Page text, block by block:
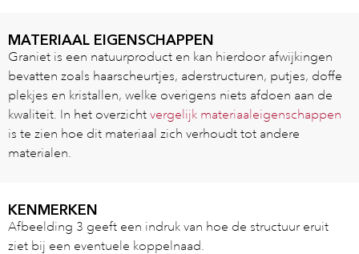
MATERIAAL EIGENSCHAPPEN
Graniet is een natuurproduct en kan hierdoor afwijkingen
bevatten zoals haarscheurtjes, aderstructuren, putjes, doffe
plekjes en kristallen, welke overigens niets afdoen aan de
kwaliteit. In het overzicht vergelijk materiaaleigenschappen
is te zien hoe dit materiaal zich verhoudt tot andere
materialen.
KENMERKEN
Afbeelding 3 geeft een indruk van hoe de structuur eruit
ziet bij een eventuele koppelnaad.